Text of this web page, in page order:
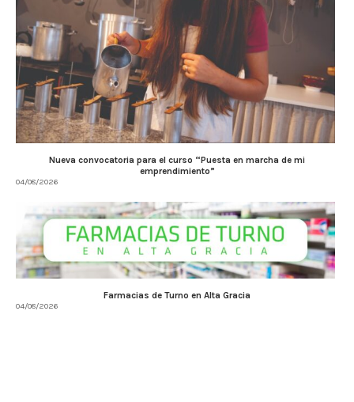
Nueva convocatoria para el curso “Puesta en marcha de mi
emprendimiento”
04/08/2026
Farmacias de Turno en Alta Gracia
04/08/2026